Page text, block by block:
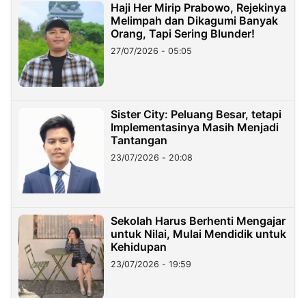
Haji Her Mirip Prabowo, Rejekinya
Melimpah dan Dikagumi Banyak
Orang, Tapi Sering Blunder!
27/07/2026 - 05:05
Sister City: Peluang Besar, tetapi
Implementasinya Masih Menjadi
Tantangan
23/07/2026 - 20:08
Sekolah Harus Berhenti Mengajar
untuk Nilai, Mulai Mendidik untuk
Kehidupan
23/07/2026 - 19:59